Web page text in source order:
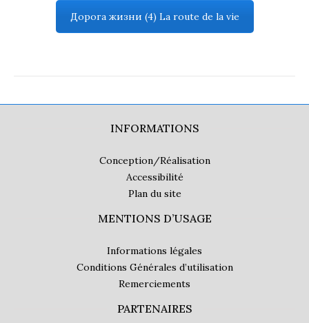
Дорога жизни (4) La route de la vie
INFORMATIONS
Conception/Réalisation
Accessibilité
Plan du site
MENTIONS D’USAGE
Informations légales
Conditions Générales d’utilisation
Remerciements
PARTENAIRES